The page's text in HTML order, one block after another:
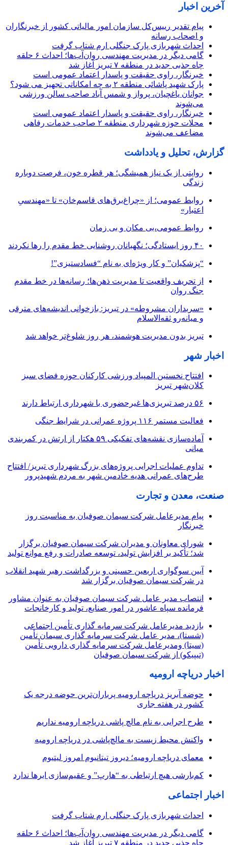
آخرین اخبار
پیام تقدیر رییس‌کل سازمان امور مالیاتی کشور از خبرنگاران
و اصحاب رسانه
احداث شهربازی پارک جنگلی ارم شتاب گرفت
گامی دیگر در مدیریت مهندسی روان‌آب‌ها؛ احداث ۶ حلقه
چاه جذبی جدید در منطقه ۷ تبریز آغاز شد
خبرنگار، راوی حقیقت و پاسدار اعتماد عمومی است
پارک شهید پاشائی منطقه ۲ به چه امکاناتی تجهیز می شود؟
جوانان یاغچیان، پرواز و شمس آباد صاحب سالن ورزشی
می‌شوند
خبرنگار، راوی حقیقت و پاسدار اعتماد عمومی است
محلات حوزه شهرداری منطقه ۲ صاحب خدمات رفاهی
مضاعف می‌شوند
گزارش، تحلیل و یادداشت
روایتی از یک نیاز همیشگی؛ هر قطره خون، فرصت دوباره
زندگی
روابط عمومی؛ از «چراغ‌برق‌های قاسم‌خان» تا «مهندسیِ
اعتبار»
روابط عمومی،بی مکان و بی زمان
۴۰ روز ایستادگی؛ نگهبانان روشنایی خط مقدم را رها نکردند
“پزشکیان” و کار ویژه‌ای به نام “فسادستیزی”!
از تحریف واقعیت تا مدیریت ذهن‌ها؛ رسانه‌ها در خط مقدم
جنگ روان
«سربداران مشروطه» در تبریز: بازخوانی اندیشه‌های مترقی
و میانه‌رو ثقه‌الاسلام
تبریز بدون مدیریت هوشمند، هر روز شلوغ‌تر خواهد شد
اخبار شهر
افتتاح نخستین المپیاد ورزشی کارکنان حوزه فضای سبز
کلان‌شهر تبریز
۵۶ درصد تبریزی‌ها غیرحضوری با شهرداری ارتباط دارند
فعالیت مستمر ۱۱۶ پروژه عمرانی در شرایط جنگی
آماده‌سازی نقشه‌های تفکیکی ۵۹ هکتار از ارتش در کمربندی
میانی
تداوم عملیات اجرایی پروژه‌های بزرگ شهرداری تبریز/ افتتاح
طرح‌های عمرانی هدیه خادمین شهر به مردم شهیدپرور
صنعت، معدن و تجارت
پیام مدیرعامل شرکت سیمان صوفیان به مناسبت روز
خبرنگار
شورای معاونان و مدیران شرکت سیمان صوفیان برگزار
شد؛ تأکید بر افزایش تولید، توسعه صادرات و رفع موانع تولید
آیین سوگواری اربعین حسینی و بزرگداشت رهبر شهید انقلاب
در شرکت سیمان صوفیان برگزار شد
انتصاب مدیر عامل شرکت سیمان صوفیان به عنوان مشاور
فرمانده سپاه عاشور در امور صنایع، تولید و کارخانجات
بازدید مدیرعامل شرکت سرمایه گذاری تأمین اجتماعی
(شستا)، مدیر عامل شرکت سرمایه گذاری سیمان تأمین
(سیتا) ومدیرعامل شرکت سرمایه گذاری دارویی تأمین
(تیپیکو) از شرکت سیمان صوفیان
اخبار دریاچه ارومیه
حوضه آبریز دریاچه ارومیه پرباران‌ترین حوضه‌ درجه یک
کشور در هفته جاری
طرح اجرایی به نام مالچ پاشی دریاچه ارومیه نداریم
واکنش محیط زیست به مالچ‌پاشی در دریاچه ارومیه
معمای دریاچه ارومیه؛ دیروز تیتانیوم امروز لیتیوم
کم‌بارشی هیچ ارتباطی به “هارپ” و عقیم‌سازی ابرها ندارد
اخبار اجتماعی
احداث شهربازی پارک جنگلی ارم شتاب گرفت
گامی دیگر در مدیریت مهندسی روان‌آب‌ها؛ احداث ۶ حلقه
چاه جذبی جدید در منطقه ۷ تبریز آغاز شد